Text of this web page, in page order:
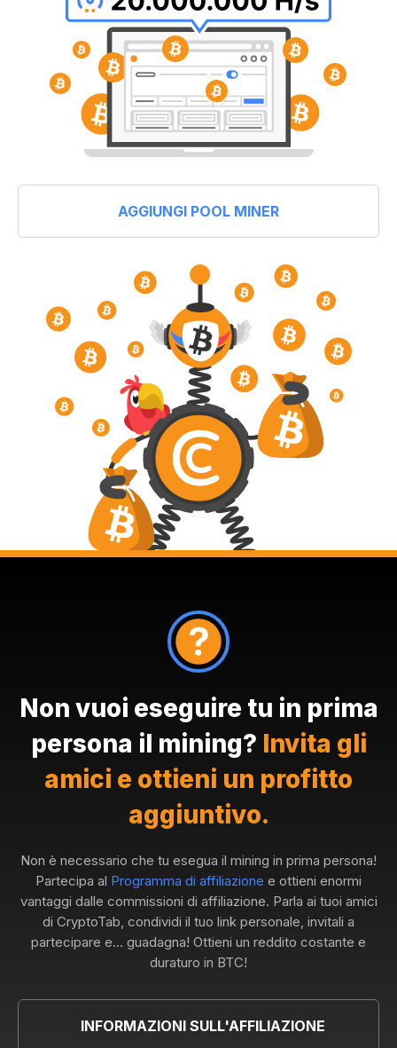
AGGIUNGI POOL MINER
Non vuoi eseguire tu in prima
persona il mining? Invita gli
amici e ottieni un profitto
aggiuntivo.
Non è necessario che tu esegua il mining in prima persona!
Partecipa al Programma di affiliazione e ottieni enormi
vantaggi dalle commissioni di affiliazione. Parla ai tuoi amici
di CryptoTab, condividi il tuo link personale, invitali a
partecipare e... guadagna! Ottieni un reddito costante e
duraturo in BTC!
INFORMAZIONI SULL'AFFILIAZIONE